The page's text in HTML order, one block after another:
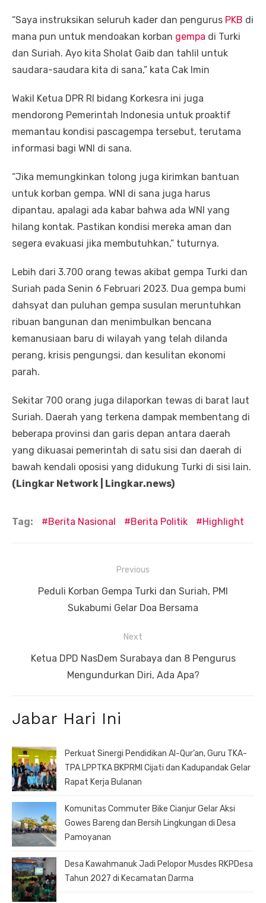
“Saya instruksikan seluruh kader dan pengurus PKB di
mana pun untuk mendoakan korban gempa di Turki
dan Suriah. Ayo kita Sholat Gaib dan tahlil untuk
saudara-saudara kita di sana,” kata Cak Imin
Wakil Ketua DPR RI bidang Korkesra ini juga
mendorong Pemerintah Indonesia untuk proaktif
memantau kondisi pascagempa tersebut, terutama
informasi bagi WNI di sana.
“Jika memungkinkan tolong juga kirimkan bantuan
untuk korban gempa. WNI di sana juga harus
dipantau, apalagi ada kabar bahwa ada WNI yang
hilang kontak. Pastikan kondisi mereka aman dan
segera evakuasi jika membutuhkan,” tuturnya.
Lebih dari 3.700 orang tewas akibat gempa Turki dan
Suriah pada Senin 6 Februari 2023. Dua gempa bumi
dahsyat dan puluhan gempa susulan meruntuhkan
ribuan bangunan dan menimbulkan bencana
kemanusiaan baru di wilayah yang telah dilanda
perang, krisis pengungsi, dan kesulitan ekonomi
parah.
Sekitar 700 orang juga dilaporkan tewas di barat laut
Suriah. Daerah yang terkena dampak membentang di
beberapa provinsi dan garis depan antara daerah
yang dikuasai pemerintah di satu sisi dan daerah di
bawah kendali oposisi yang didukung Turki di sisi lain.
(Lingkar Network | Lingkar.news)
Tag: Berita Nasional Berita Politik Highlight
Previous
PreviousPeduli Korban Gempa Turki dan Suriah, PMI
Sukabumi Gelar Doa Bersama
Next
NextKetua DPD NasDem Surabaya dan 8 Pengurus
Mengundurkan Diri, Ada Apa?
Jabar Hari Ini
Perkuat Sinergi Pendidikan Al-Qur’an, Guru TKA-
TPA LPPTKA BKPRMI Cijati dan Kadupandak Gelar
Rapat Kerja Bulanan
Komunitas Commuter Bike Cianjur Gelar Aksi
Gowes Bareng dan Bersih Lingkungan di Desa
Pamoyanan
Desa Kawahmanuk Jadi Pelopor Musdes RKPDesa
Tahun 2027 di Kecamatan Darma